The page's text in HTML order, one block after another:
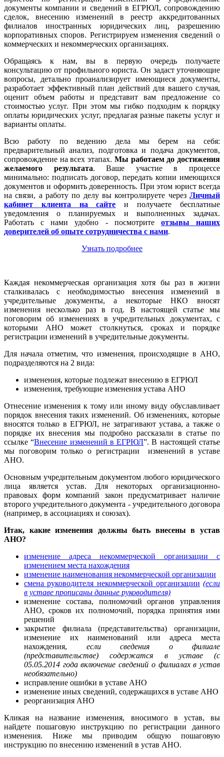
документы компании и сведений в ЕГРЮЛ, сопровождению
сделок, внесению изменений в реестр аккредитованных
филиалов иностранных юридических лиц, разрешению
корпоративных споров. Регистрируем изменения сведений о
коммерческих и некоммерческих организациях.
Обращаясь к нам, вы в первую очередь получаете
консультацию от профильного юриста. Он задаст уточняющие
вопросы, детально проанализирует имеющиеся документы,
разработает эффективный план действий для вашего случая,
оценит объем работы и представит вам предложение со
стоимостью услуг. При этом мы гибко подходим к порядку
оплаты юридических услуг, предлагая разные пакеты услуг и
варианты оплаты.
Всю работу по ведению дела мы берем на себя:
предварительный анализ, подготовка и подача документов,
сопровождение на всех этапах. Мы работаем до достижения
желаемого результата. Ваше участие в процессе
минимально: подписать договор, передать копии имеющихся
документов и оформить доверенность. При этом юрист всегда
на связи, а работу по делу вы контролируете через Личный
кабинет клиента на сайте и получаете бесплатные
уведомления о планируемых и выполненных задачах.
Работать с нами удобно - посмотрите отзывы наших
доверителей об опыте сотрудничества с нами.
Узнать подробнее
Каждая некоммерческая организация хотя бы раз в жизни
сталкивалась с необходимостью внесения изменений в
учредительные документы, а некоторые НКО вносят
изменения несколько раз в год. В настоящей статье мы
поговорим об изменениях в учредительных документах, с
которыми АНО может столкнуться, сроках и порядке
регистрации изменений в учредительные документы.
Для начала отметим, что изменения, происходящие в АНО,
подразделяются на 2 вида:
изменения, которые подлежат внесению в ЕГРЮЛ
изменения, требующие изменения устава АНО
Отнесение изменения к тому или иному виду обуславливает
порядок внесения таких изменений. Об изменениях, которые
вносятся только в ЕГРЮЛ, не затрагивают устава, а также о
порядке их внесения мы подробно рассказали в статье по
ссылке “Внесение изменений в ЕГРЮЛ”. В настоящей статье
мы поговорим только о регистрации изменений в уставе
АНО.
Основным учредительным документом любого юридического
лица является устав. Для некоторых организационно-
правовых форм компаний закон предусматривает наличие
второго учредительного документа - учредительного договора
(например, в ассоциациях и союзах).
Итак, какиеизменения должны быть внесены в устав
АНО?
изменение адреса некоммерческой организации с
изменением места нахождения
изменение наименования некоммерческой организации
смена руководителя некоммерческой организации (если
в уставе прописаны данные руководителя)
изменение состава, полномочий органов управления
АНО, сроков их полномочий, порядка принятия ими
решений
закрытие филиала (представительства) организации,
изменение их наименований или адреса места
нахождения, если сведения о филиале
(представительстве) содержатся в уставе (с
05.05.2014 года включение сведений о филиалах в устав
необязательно)
исправление ошибки в уставе АНО
изменение иных сведений, содержащихся в уставе АНО
реорганизация АНО
Кликая на название изменения, вносимого в устав, вы
найдете пошаговую инструкцию по регистрации данного
изменения. Ниже мы приводим общую пошаговую
инструкцию по внесению изменений в устав АНО.